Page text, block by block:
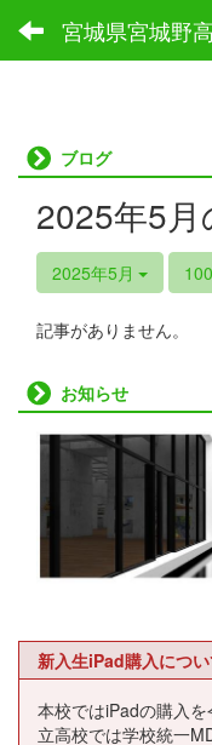
宮城県宮城野
ブログ
2025年5
2025年5月
記事がありません。
お知らせ
新入生iPad購入につ
本校ではiPadの購入
立高校では学校統一